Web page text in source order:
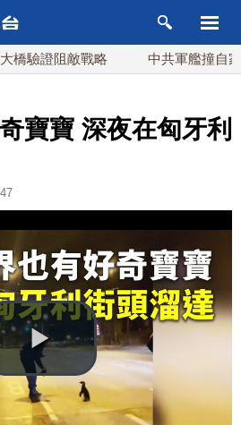
阻敵戰略 中共軍艦撞自家海警
寶寶 深夜在匈牙利